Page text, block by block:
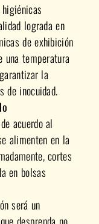
lograda en
de exhibición
una temperatura
la
de inocuidad.
acuerdo al
alimenten en la
cortes
en bolsas
será un